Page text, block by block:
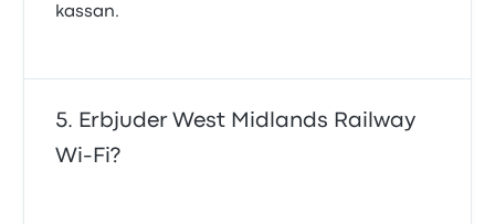
kassan.
Erbjuder West Midlands Railway
Wi-Fi?